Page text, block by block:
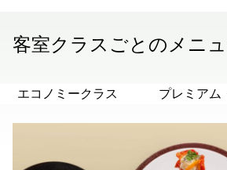
客室クラスごとのメニ
エコノミークラス プレミアム